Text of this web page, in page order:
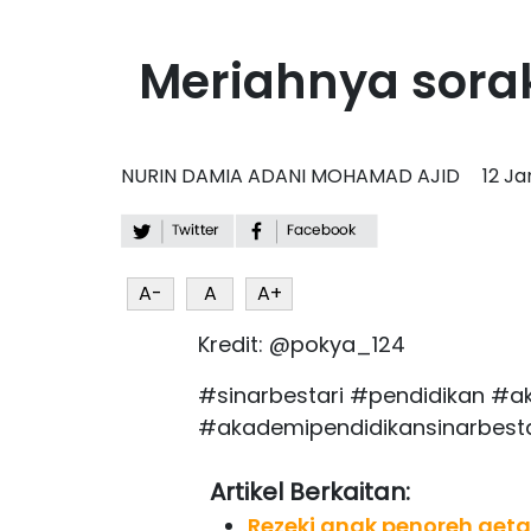
Meriahnya
NURIN DAMIA ADANI MOHAMAD AJID 12
A- A A+
Kredit: @pokya_124
#sinarbestari #pendidikan
Artikel Berkaitan: